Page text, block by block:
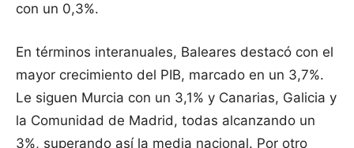
con un 0,3%.
En términos interanuales, Baleares destacó con el
mayor crecimiento del PIB, marcado en un 3,7%.
Le siguen Murcia con un 3,1% y Canarias, Galicia y
la Comunidad de Madrid, todas alcanzando un
3%, superando así la media nacional. Por otro